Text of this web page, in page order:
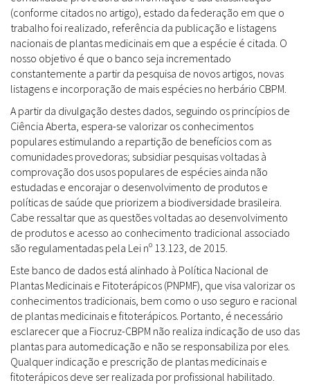
(conforme citados no artigo), estado da federação em que o
trabalho foi realizado, referência da publicação e listagens
nacionais de plantas medicinais em que a espécie é citada. O
nosso objetivo é que o banco seja incrementado
constantemente a partir da pesquisa de novos artigos, novas
listagens e incorporação de mais espécies no herbário CBPM.
A partir da divulgação destes dados, seguindo os princípios de
Ciência Aberta, espera-se valorizar os conhecimentos
populares estimulando a repartição de benefícios com as
comunidades provedoras; subsidiar pesquisas voltadas à
comprovação dos usos populares de espécies ainda não
estudadas e encorajar o desenvolvimento de produtos e
políticas de saúde que priorizem a biodiversidade brasileira.
Cabe ressaltar que as questões voltadas ao desenvolvimento
de produtos e acesso ao conhecimento tradicional associado
são regulamentadas pela Lei nº 13.123, de 2015.
Este banco de dados está alinhado à Política Nacional de
Plantas Medicinais e Fitoterápicos (PNPMF), que visa valorizar os
conhecimentos tradicionais, bem como o uso seguro e racional
de plantas medicinais e fitoterápicos. Portanto, é necessário
esclarecer que a Fiocruz-CBPM não realiza indicação de uso das
plantas para automedicação e não se responsabiliza por eles.
Qualquer indicação e prescrição de plantas medicinais e
fitoterápicos deve ser realizada por profissional habilitado.